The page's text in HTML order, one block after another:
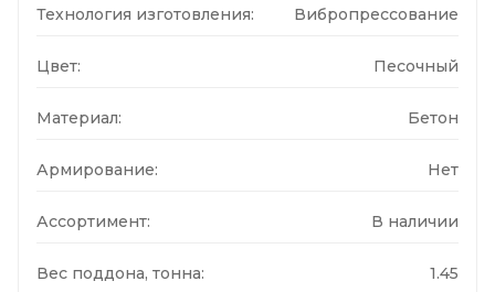
Технология изготовления: Вибропрессование
Цвет: Песочный
Материал: Бетон
Армирование: Нет
Ассортимент: В наличии
Вес поддона, тонна: 1.45